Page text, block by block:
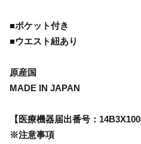
■ポケット付き
■ウエスト紐あり
原産国
MADE IN JAPAN
【医療機器届出番号：
※注意事項